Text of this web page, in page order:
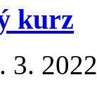
kurz
3. 2022